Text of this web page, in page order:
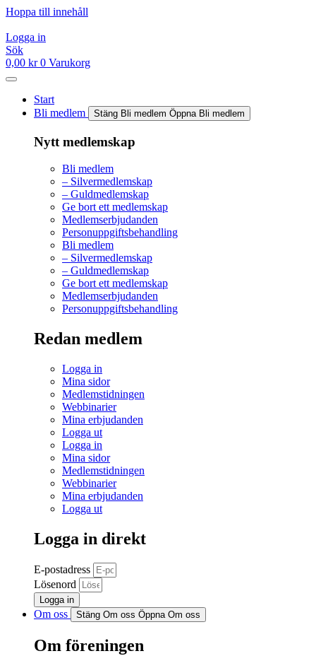
Hoppa till innehåll
Logga in
Sök
0,00 kr 0 Varukorg
Start
Bli medlem
Stäng Bli medlem Öppna Bli medlem
Nytt medlemskap
Bli medlem
– Silvermedlemskap
– Guldmedlemskap
Ge bort ett medlemskap
Medlemserbjudanden
Personuppgiftsbehandling
Bli medlem
– Silvermedlemskap
– Guldmedlemskap
Ge bort ett medlemskap
Medlemserbjudanden
Personuppgiftsbehandling
Redan medlem
Logga in
Mina sidor
Medlemstidningen
Webbinarier
Mina erbjudanden
Logga ut
Logga in
Mina sidor
Medlemstidningen
Webbinarier
Mina erbjudanden
Logga ut
Logga in direkt
E-postadress
Lösenord
Logga in
Om oss Stäng Om oss Öppna Om oss
Om föreningen